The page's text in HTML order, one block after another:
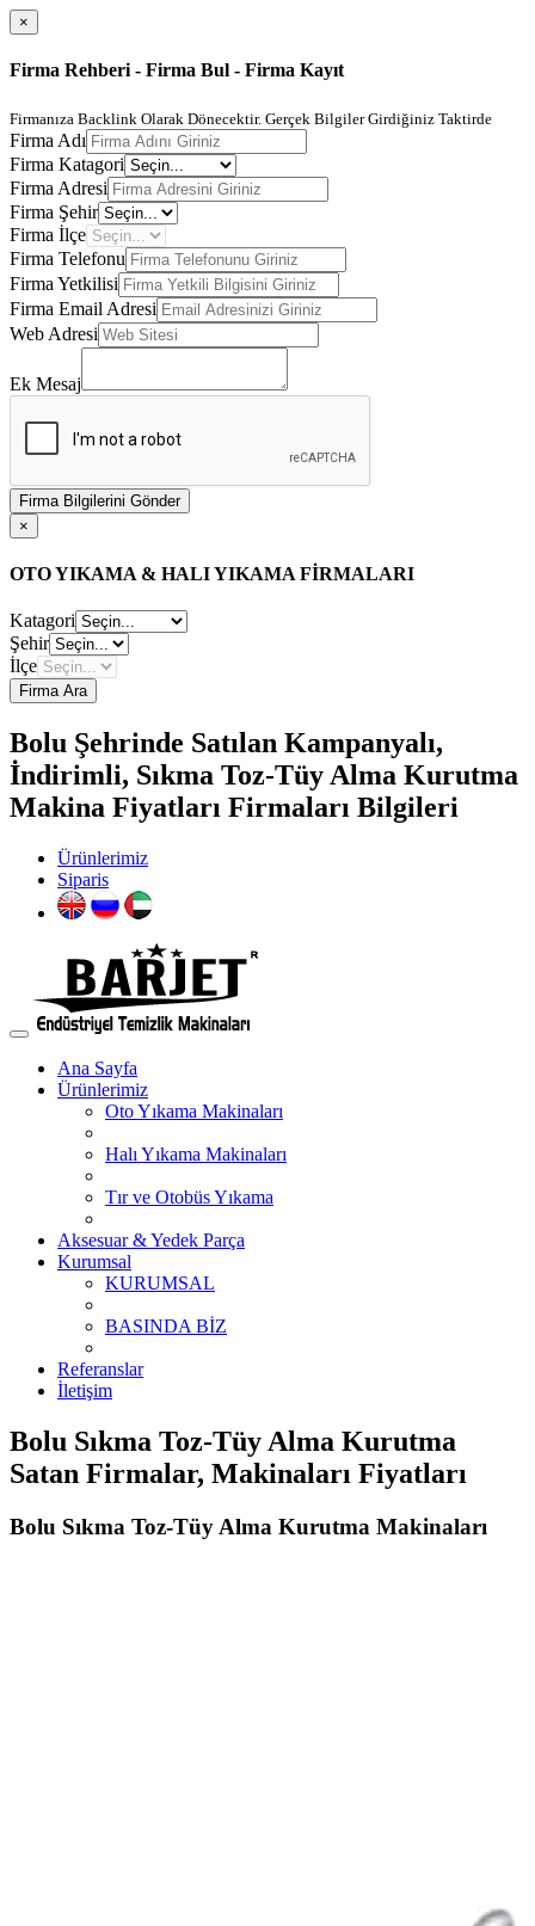
×
Firma Rehberi - Firma Bul - Firma Kayıt
Firmanıza Backlink Olarak Dönecektir. Gerçek Bilgiler Girdiğiniz Taktirde
Firma Adı
Firma Katagori
Firma Adresi
Firma Şehir
Firma İlçe
Firma Telefonu
Firma Yetkilisi
Firma Email Adresi
Web Adresi
Ek Mesaj
Firma Bilgilerini Gönder
×
OTO YIKAMA & HALI YIKAMA FİRMALARI
Katagori
Şehir
İlçe
Firma Ara
Bolu Şehrinde Satılan Kampanyalı,
İndirimli, Sıkma Toz-Tüy Alma Kurutma
Makina Fiyatları Firmaları Bilgileri
Ürünlerimiz
Siparis
Ana Sayfa
Ürünlerimiz
Oto Yıkama Makinaları
Halı Yıkama Makinaları
Tır ve Otobüs Yıkama
Aksesuar & Yedek Parça
Kurumsal
KURUMSAL
BASINDA BİZ
Referanslar
İletişim
Bolu Sıkma Toz-Tüy Alma Kurutma
Satan Firmalar, Makinaları Fiyatları
Bolu Sıkma Toz-Tüy Alma Kurutma Makinaları